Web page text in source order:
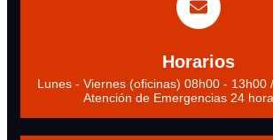
Horarios
Lunes - Viernes (oficinas) 08h00 - 13h00
Atención de Emergencias 24